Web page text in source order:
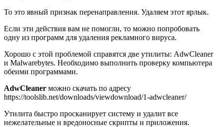
То это явный признак перенаправления. Удаляем этот ярлык.
Если эти действия вам не помогли, то можно попробовать
одну из программ для удаления рекламного вируса.
Хорошо с этой проблемой справятся две утилиты: AdwCleaner
и Malwarebytes. Необходимо выполнить проверку компьютера
обеими программами.
AdwCleaner можно скачать по адресу
https://toolslib.net/downloads/viewdownload/1-adwcleaner/
Утилита быстро просканирует систему и удалит все
нежелательные и вредоносные скрипты и приложения.